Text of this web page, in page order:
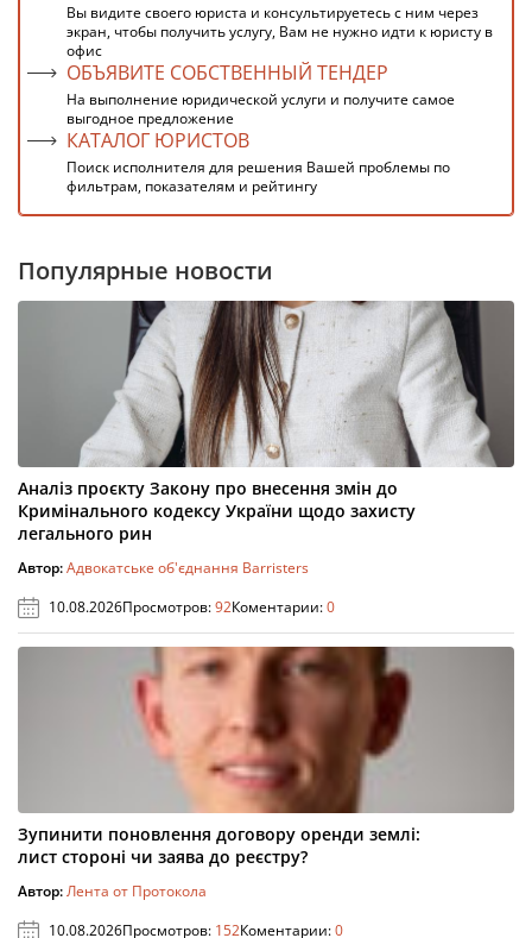
Вы видите своего юриста и консультируетесь с ним через
экран, чтобы получить услугу, Вам не нужно идти к юристу в
офис
ОБЪЯВИТЕ СОБСТВЕННЫЙ ТЕНДЕР
На выполнение юридической услуги и получите самое
выгодное предложение
КАТАЛОГ ЮРИСТОВ
Поиск исполнителя для решения Вашей проблемы по
фильтрам, показателям и рейтингу
Популярные новости
Аналіз проєкту Закону про внесення змін до
Кримінального кодексу України щодо захисту
легального рин
Автор:Адвокатське об'єднання Barristers
10.08.2026Просмотров:92Коментарии:0
Зупинити поновлення договору оренди землі:
лист стороні чи заява до реєстру?
Автор:Лента от Протокола
10.08.2026Просмотров: 152Коментарии:0